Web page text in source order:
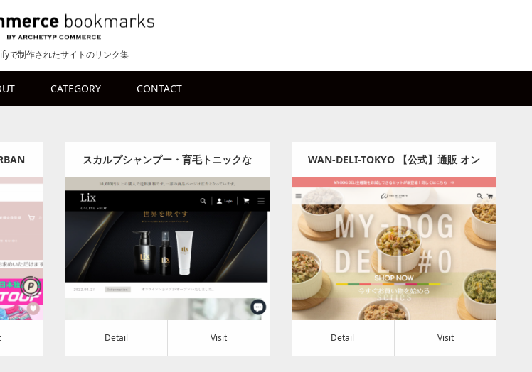
で制作されたサイトのリンク集
CATEGORY CONTACT
スカルプシャンプー・育毛トニックな
どのヘアケア専門通販サイト– Lix 公式
オンラインショップ
Category:ビューティー・ヘルス
Detail
Detail Visit
WAN-DELI-TOKYO 【公式】通販 オン
ラインショップ
Category:ペット
Detail Visit
Detail Visit